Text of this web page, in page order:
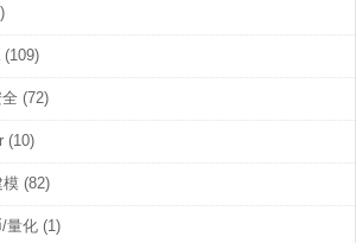
(109)
(72)
(10)
(82)
量化 (1)